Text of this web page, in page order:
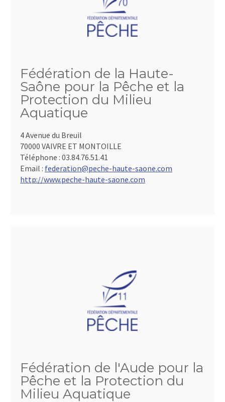
Fédération de la Haute-
Saône pour la Pêche et la
Protection du Milieu
Aquatique
4 Avenue du Breuil
70000 VAIVRE ET MONTOILLE
Téléphone : 03.84.76.51.41
Email : federation@peche-haute-saone.com
http://www.peche-haute-saone.com
Fédération de l'Aude pour la
Pêche et la Protection du
Milieu Aquatique